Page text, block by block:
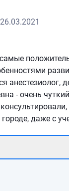
26.03.2021
анестезиолог,
- очень
даже с